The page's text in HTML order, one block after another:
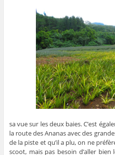
sa vue sur les deux baies. C’est
la route des Ananas avec des
de la piste et qu’il a plu, on ne
scoot, mais pas besoin d’aller bien